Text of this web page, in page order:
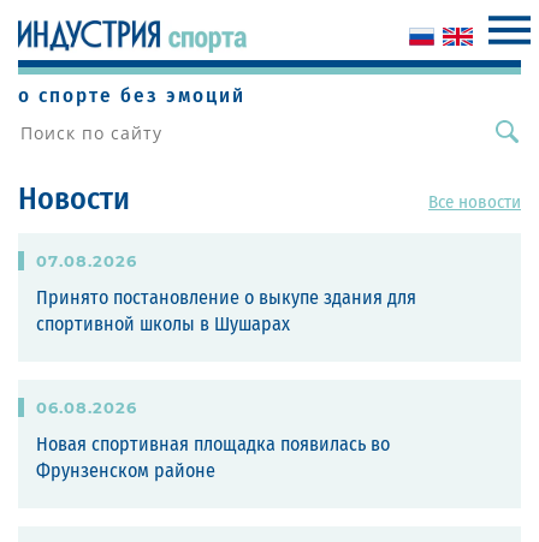
о спорте без эмоций
Новости Все новости
07.08.2026
Принято постановление о выкупе здания для
спортивной школы в Шушарах
06.08.2026
Новая спортивная площадка появилась во
Фрунзенском районе